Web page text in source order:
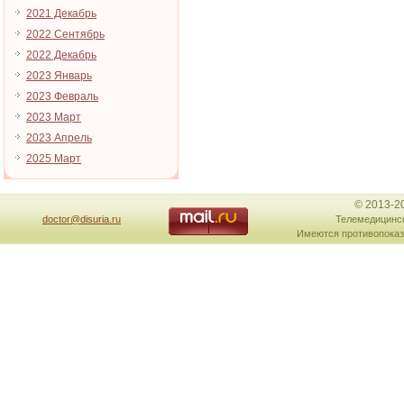
2021 Декабрь
2022 Сентябрь
2022 Декабрь
2023 Январь
2023 Февраль
2023 Март
2023 Апрель
2025 Март
doctor@disuria.ru
© 2013-
Имеются